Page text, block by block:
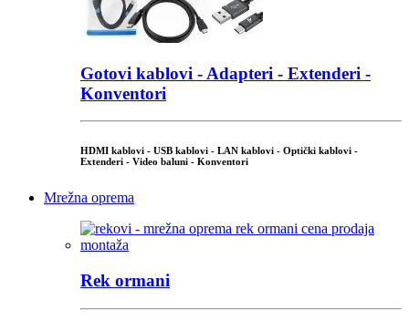
Gotovi kablovi - Adapteri - Extenderi -
Konventori
HDMI kablovi - USB kablovi - LAN kablovi - Optički kablovi -
Extenderi - Video baluni - Konventori
Mrežna oprema
Rek ormani